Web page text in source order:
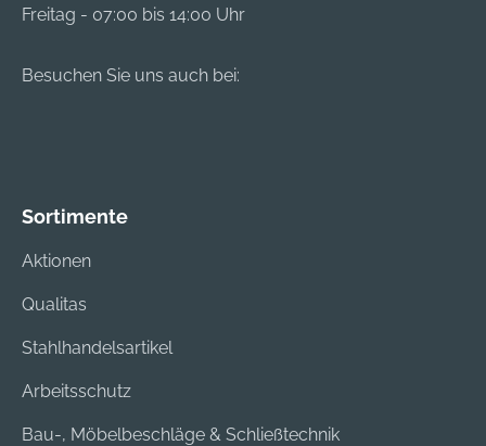
Freitag - 07:00 bis 14:00 Uhr
Besuchen Sie uns auch bei:
Sortimente
Aktionen
Qualitas
Stahlhandelsartikel
Arbeitsschutz
Bau-, Möbelbeschläge & Schließtechnik